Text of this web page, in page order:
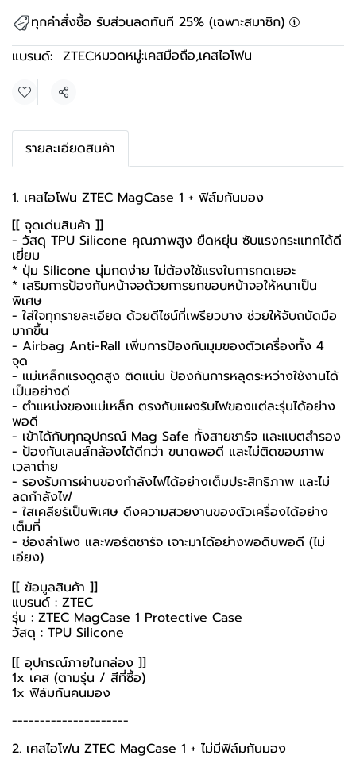
ทุกคำสั่งซื้อ รับส่วนลดทันที 25% (เฉพาะสมาชิก)
แบรนด์: ZTECหมวดหมู่:เคสมือถือ,เคสไอโฟน
แชร์
รายละเอียดสินค้า
1. เคสไอโฟน ZTEC MagCase 1 + ฟิล์มกันมอง
[[ จุดเด่นสินค้า ]]
- วัสดุ TPU Silicone คุณภาพสูง ยืดหยุ่น ซับแรงกระแทกได้ดี
เยี่ยม
* ปุ่ม Silicone นุ่มกดง่าย ไม่ต้องใช้แรงในการกดเยอะ
* เสริมการป้องกันหน้าจอด้วยการยกขอบหน้าจอให้หนาเป็น
พิเศษ
- ใส่ใจทุกรายละเอียด ด้วยดีไซน์ที่เพรียวบาง ช่วยให้จับถนัดมือ
มากขึ้น
- Airbag Anti-Rall เพิ่มการป้องกันมุมของตัวเครื่องทั้ง 4
จุด
- แม่เหล็กแรงดูดสูง ติดแน่น ป้องกันการหลุดระหว่างใช้งานได้
เป็นอย่างดี
- ตำแหน่งของแม่เหล็ก ตรงกับแผงรับไฟของแต่ละรุ่นได้อย่าง
พอดี
- เข้าได้กับทุกอุปกรณ์ Mag Safe ทั้งสายชาร์จ และแบตสำรอง
- ป้องกันเลนส์กล้องได้ดีกว่า ขนาดพอดี และไม่ติดขอบภาพ
เวลาถ่าย
- รองรับการผ่านของกำลังไฟได้อย่างเต็มประสิทธิภาพ และไม่
ลดกำลังไฟ
- ใสเคลียร์เป็นพิเศษ ดึงความสวยงานของตัวเครื่องได้อย่าง
เต็มที่
- ช่องลำโพง และพอร์ตชาร์จ เจาะมาได้อย่างพอดิบพอดี (ไม่
เอียง)
[[ ข้อมูลสินค้า ]]
แบรนด์ : ZTEC
รุ่น : ZTEC MagCase 1 Protective Case
วัสดุ : TPU Silicone
[[ อุปกรณ์ภายในกล่อง ]]
1x เคส (ตามรุ่น / สีที่ซื้อ)
1x ฟิล์มกันคนมอง
---------------------
2. เคสไอโฟน ZTEC MagCase 1 + ไม่มีฟิล์มกันมอง